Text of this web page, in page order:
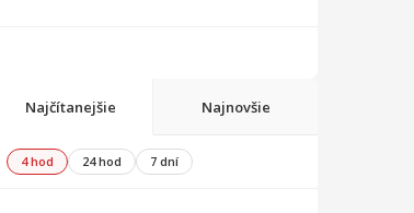
Najčítanejšie Najnovšie
4 hod 24 hod 7 dní